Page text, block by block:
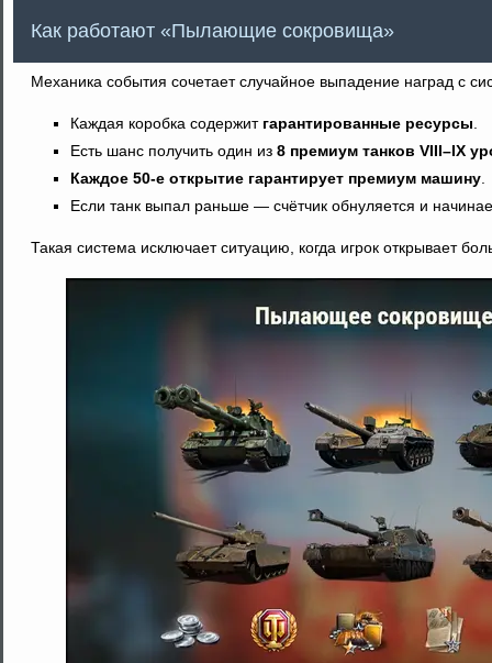
Как работают «Пылающие сокровища»
Механика события сочетает случайное выпадение наград с
Каждая коробка содержит гарантированные ресурсы
Есть шанс получить один из 8 премиум танков VIII–IX
Каждое 50-е открытие гарантирует премиум машину.
Если танк выпал раньше — счётчик обнуляется и
Такая система исключает ситуацию, когда игрок открывает